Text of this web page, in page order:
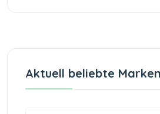
Aktuell beliebte Marken